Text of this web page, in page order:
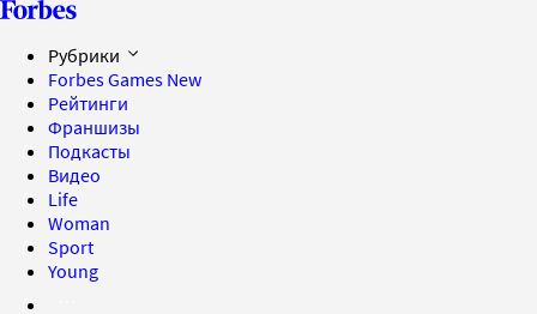
Рубрики
Forbes Games New
Рейтинги
Франшизы
Подкасты
Видео
Life
Woman
Sport
Young